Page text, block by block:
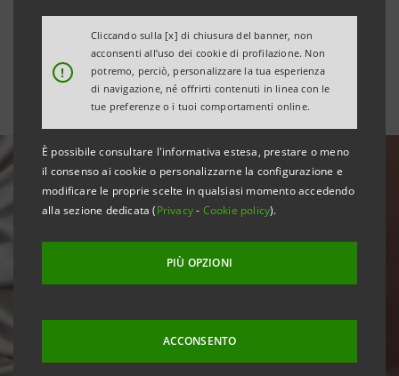
!
Cliccando sulla [x] di chiusura del banner, non
acconsenti all’uso dei cookie di profilazione. Non
potremo, perciò, personalizzare la tua esperienza
di navigazione, né offrirti contenuti in linea con le
tue preferenze o i tuoi comportamenti online.
È possibile consultare l'informativa estesa, prestare o meno
il consenso ai cookie o personalizzarne la configurazione e
modificare le proprie scelte in qualsiasi momento accedendo
alla sezione dedicata (Privacy- Cookie policy).
PIÙ OPZIONI
ACCONSENTO
biglietti del trasporto
pubblico